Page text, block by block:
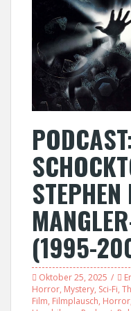
(1995-
Oktober 25, 2025
Horror, Mystery, Sci-Fi,
Film, Filmplausch, Horror